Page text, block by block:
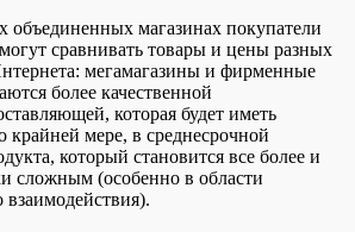
магазинах покупатели
сравнивать товары и цены разных
мегамагазины и фирменные
более качественной
которая будет иметь
крайней мере, в среднесрочной
который становится все более и
сложным (особенно в области